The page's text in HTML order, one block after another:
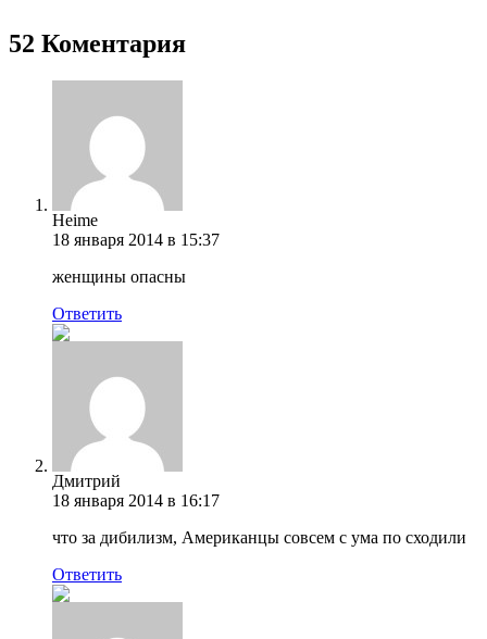
52 Коментария
Heime
18 января 2014 в 15:37
женщины опасны
Ответить
Дмитрий
18 января 2014 в 16:17
что за дибилизм, Американцы совсем с ума по сходили
Ответить